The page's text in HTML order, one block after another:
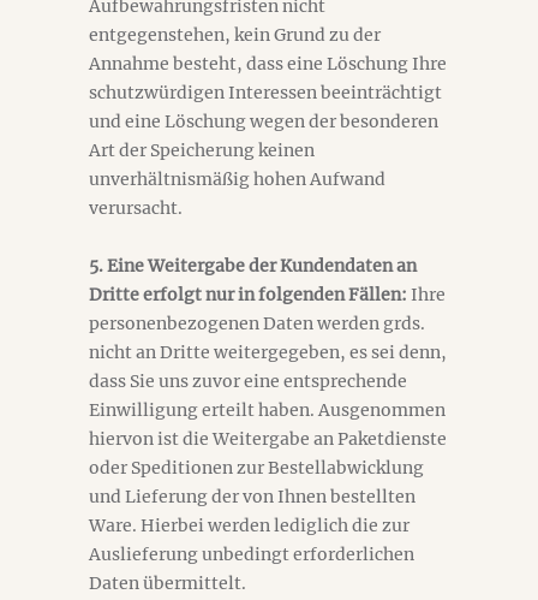
Aufbewahrungsfristen nicht
entgegenstehen, kein Grund zu der
Annahme besteht, dass eine Löschung Ihre
schutzwürdigen Interessen beeinträchtigt
und eine Löschung wegen der besonderen
Art der Speicherung keinen
unverhältnismäßig hohen Aufwand
verursacht.
5. Eine Weitergabe der Kundendaten an
Dritte erfolgt nur in folgenden Fällen: Ihre
personenbezogenen Daten werden grds.
nicht an Dritte weitergegeben, es sei denn,
dass Sie uns zuvor eine entsprechende
Einwilligung erteilt haben. Ausgenommen
hiervon ist die Weitergabe an Paketdienste
oder Speditionen zur Bestellabwicklung
und Lieferung der von Ihnen bestellten
Ware. Hierbei werden lediglich die zur
Auslieferung unbedingt erforderlichen
Daten übermittelt.